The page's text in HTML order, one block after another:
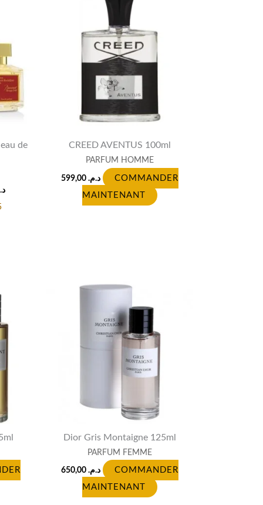
de
CREED AVENTUS 100ml
PARFUM HOMME
د.م. 599,00
COMMANDER
MAINTENANT
Dior Gris Montaigne 125ml
PARFUM FEMME
د.م. 650,00
COMMANDER
MAINTENANT